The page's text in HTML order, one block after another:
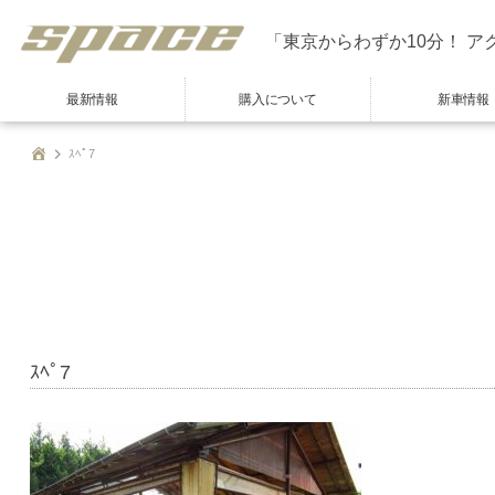
「東京からわずか10分！ ア
最新情報 購入について 新車情報
ｽﾍﾟ7
ｽﾍﾟ7